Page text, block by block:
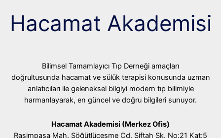
Hacamat Akademisi
Bilimsel Tamamlayıcı Tıp Derneği amaçları
doğrultusunda hacamat ve sülük terapisi konusunda uzman
anlatıcıları ile geleneksel bilgiyi modern tıp bilimiyle
harmanlayarak, en güncel ve doğru bilgileri sunuyor.
Hacamat Akademisi (Merkez Ofis)
Rasimpaşa Mah. Söğütlüçeşme Cd. Siftah Sk. No:21 Kat:5